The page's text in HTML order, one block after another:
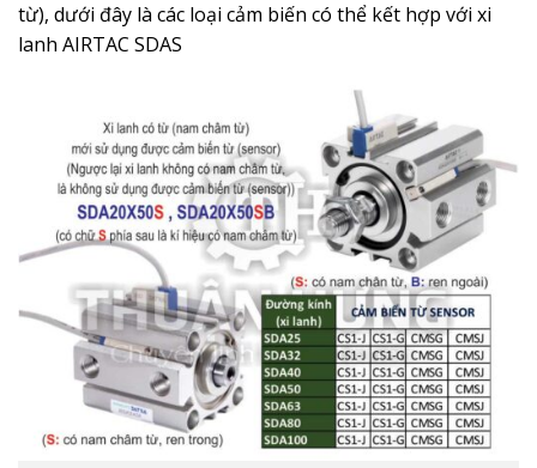
từ), dưới đây là các loại cảm biến có thể kết hợp với xi
lanh AIRTAC SDAS